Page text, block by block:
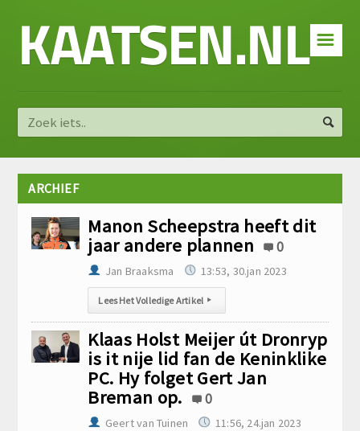
☰
KAATSEN.NL
ARCHIEF
Manon Scheepstra heeft dit
jaar andere plannen
0
Jan Braaksma 13:53, 30.jan 2023
Lees Het Volledige Artikel ▸
Klaas Holst Meijer út Dronryp
is it nije lid fan de Keninklike
PC. Hy folget Gert Jan
Breman op.
0
Geert van Tuinen 11:56, 24.jan 2023